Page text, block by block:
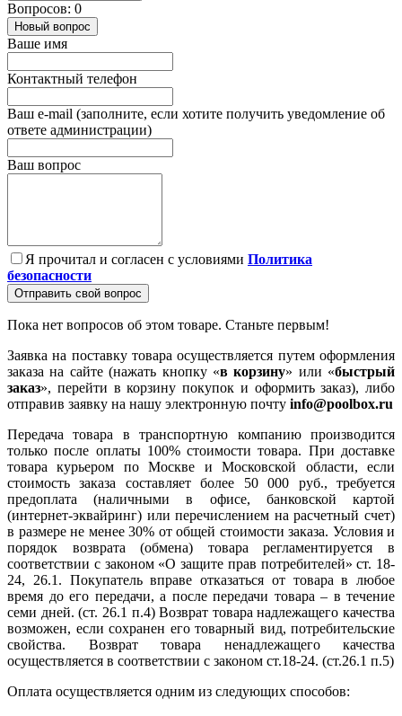
Вопросов: 0
Новый вопрос
Ваше имя
Контактный телефон
Ваш e-mail (заполните, если хотите получить уведомление об
ответе администрации)
Ваш вопрос
Я прочитал и согласен с условиями Политика
безопасности
Отправить свой вопрос
Пока нет вопросов об этом товаре. Станьте первым!
Заявка на поставку товара осуществляется путем оформления
заказа на сайте (нажать кнопку «в корзину» или «быстрый
заказ», перейти в корзину покупок и оформить заказ), либо
отправив заявку на нашу электронную почту info@poolbox.ru
Передача товара в транспортную компанию производится
только после оплаты 100% стоимости товара. При доставке
товара курьером по Москве и Московской области, если
стоимость заказа составляет более 50 000 руб., требуется
предоплата (наличными в офисе, банковской картой
(интернет-эквайринг) или перечислением на расчетный счет)
в размере не менее 30% от общей стоимости заказа. Условия и
порядок возврата (обмена) товара регламентируется в
соответствии с законом «О защите прав потребителей» ст. 18-
24, 26.1. Покупатель вправе отказаться от товара в любое
время до его передачи, а после передачи товара – в течение
семи дней. (ст. 26.1 п.4) Возврат товара надлежащего качества
возможен, если сохранен его товарный вид, потребительские
свойства. Возврат товара ненадлежащего качества
осуществляется в соответствии с законом ст.18-24. (ст.26.1 п.5)
Оплата осуществляется одним из следующих способов: